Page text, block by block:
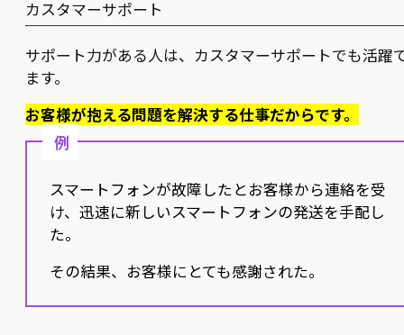
カスタマーサポート
サポート力がある人は、カスタマーサポートでも活躍
ます。
お客様が抱える問題を解決する仕事だからです。
例
スマートフォンが故障したとお客様から連絡を受
け、迅速に新しいスマートフォンの発送を手配し
た。
その結果、お客様にとても感謝された。